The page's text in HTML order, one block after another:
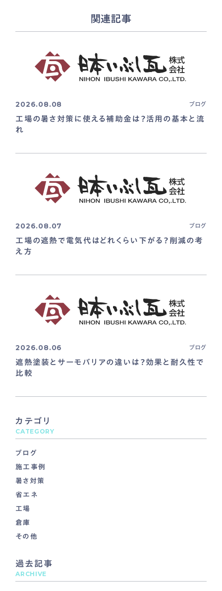
関連記事
2026.08.08 ブログ
工場の暑さ対策に使える補助金は？活用の基本と流
れ
2026.08.07 ブログ
工場の遮熱で電気代はどれくらい下がる？削減の考
え方
2026.08.06 ブログ
遮熱塗装とサーモバリアの違いは？効果と耐久性で
比較
カテゴリ
CATEGORY
ブログ
施工事例
暑さ対策
省エネ
工場
倉庫
その他
過去記事
ARCHIVE